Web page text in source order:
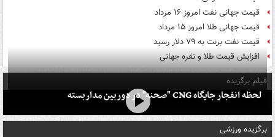
قیمت جهانی نفت امروز ۱۶ مرداد
قیمت جهانی طلا امروز ۱۵ مرداد
قیمت نفت برنت به ۷۹ دلار رسید
افزایش قیمت طلا و نقره جهانی
فیلم برگزیده
لحظه انفجار جایگاه CNG "صحنه" در دوربین مداربسته
برگزیده ورزشی